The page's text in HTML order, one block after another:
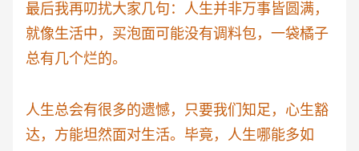
最后我再叨扰大家几句：人生并非万事皆圆满，
就像生活中，买泡面可能没有调料包，一袋橘子
总有几个烂的。
人生总会有很多的遗憾，只要我们知足，心生豁
达，方能坦然面对生活。毕竟，人生哪能多如